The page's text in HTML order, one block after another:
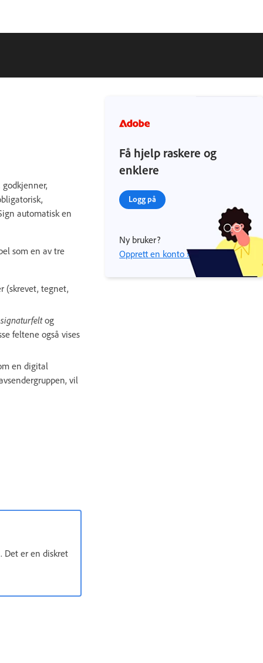
automatisk en
som en av tre
(skrevet, tegnet,
og
feltene også vises
en digital
vil
Det er en diskret
Få hjelp raskere og
enklere
Logg på
Ny bruker?
Opprett en konto ›